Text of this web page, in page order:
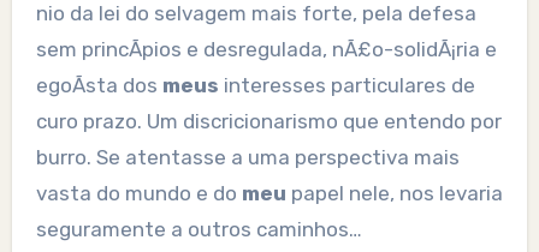
nio da lei do selvagem mais forte, pela defesa
sem princÃ­pios e desregulada, nÃ£o-solidÃ¡ria e
egoÃ­sta dos meus interesses particulares de
curo prazo. Um discricionarismo que entendo por
burro. Se atentasse a uma perspectiva mais
vasta do mundo e do meu papel nele, nos levaria
seguramente a outros caminhos…